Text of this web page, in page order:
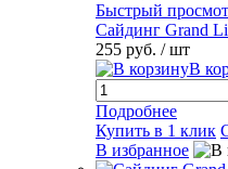
Быстрый
Сайдинг Grand
255 руб. / шт
В
Подробнее
Купить в 1 клик
В избранное